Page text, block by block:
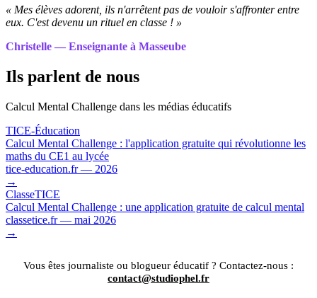
« Mes élèves adorent, ils n'arrêtent pas de vouloir s'affronter entre
eux. C'est devenu un rituel en classe ! »
Christelle — Enseignante à Masseube
Ils parlent de nous
Calcul Mental Challenge dans les médias éducatifs
TICE-Éducation
Calcul Mental Challenge : l'application gratuite qui révolutionne les
maths du CE1 au lycée
tice-education.fr — 2026
→
ClasseTICE
Calcul Mental Challenge : une application gratuite de calcul mental
classetice.fr — mai 2026
→
Vous êtes journaliste ou blogueur éducatif ? Contactez-nous :
contact@studiophel.fr